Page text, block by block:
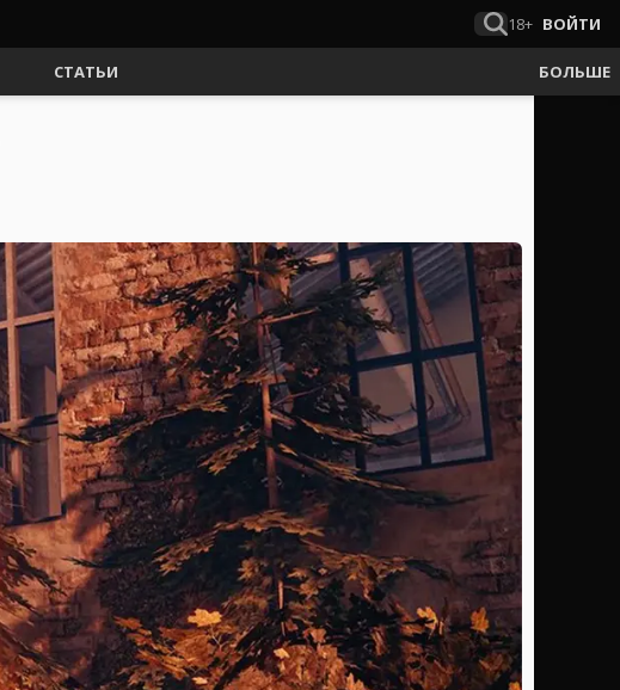
18+ ВОЙТИ
СТАТЬИ БОЛЬШЕ